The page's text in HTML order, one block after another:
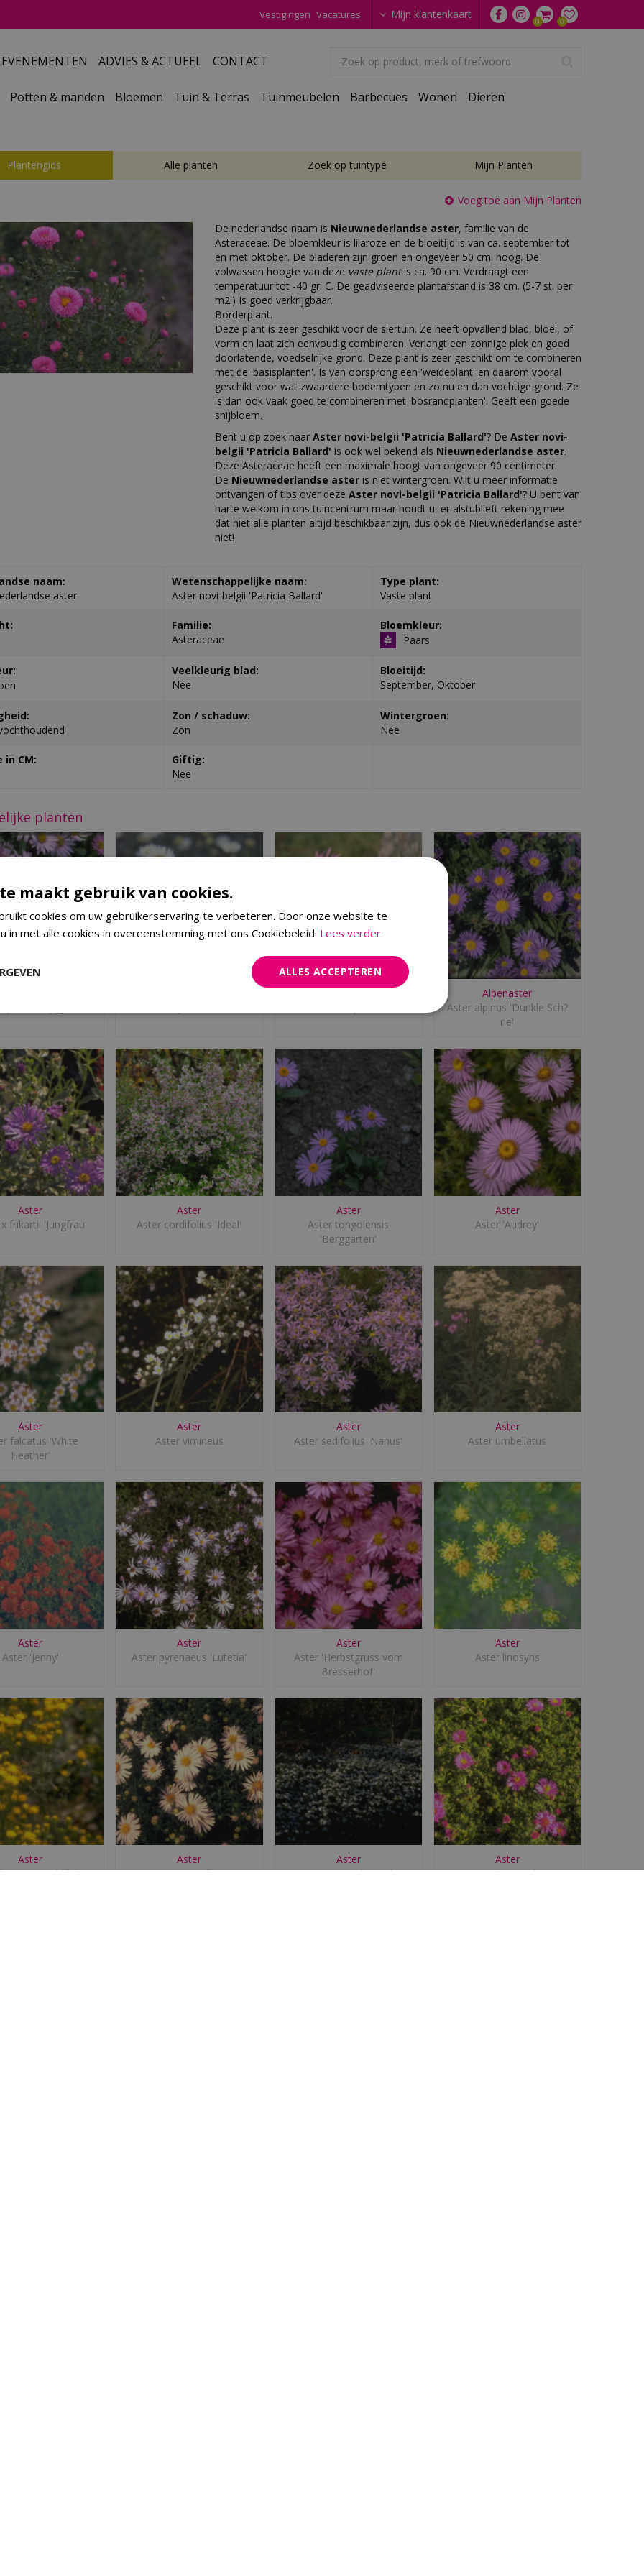
Vestigingen Vacatures Mijn klantenkaart
EVENEMENTEN ADVIES & ACTUEEL CONTACT
Potten & manden Bloemen Tuin & Terras Tuinmeubelen Barbecues Wonen Dieren
Plantengids Alle planten Zoek op tuintype Mijn Planten
Voeg toe aan Mijn Planten
De nederlandse naam is Nieuwnederlandse aster, familie van de
Asteraceae. De bloemkleur is lilaroze en de bloeitijd is van ca. september tot
en met oktober. De bladeren zijn groen en ongeveer 50 cm. hoog. De
volwassen hoogte van deze vaste plantis ca. 90 cm. Verdraagt een
temperatuur tot -40 gr. C. De geadviseerde plantafstand is 38 cm. (5-7 st. per
m2.) Is goed verkrijgbaar.
Borderplant.
Deze plant is zeer geschikt voor de siertuin. Ze heeft opvallend blad, bloei, of
vorm en laat zich eenvoudig combineren. Verlangt een zonnige plek en goed
doorlatende, voedselrijke grond. Deze plant is zeer geschikt om te combineren
met de 'basisplanten'. Is van oorsprong een 'weideplant' en daarom vooral
geschikt voor wat zwaardere bodemtypen en zo nu en dan vochtige grond. Ze
is dan ook vaak goed te combineren met 'bosrandplanten'. Geeft een goede
snijbloem.
Bent u op zoek naar Aster novi-belgii 'Patricia Ballard'? De Aster novi-
belgii 'Patricia Ballard' is ook wel bekend als Nieuwnederlandse aster.
Deze Asteraceae heeft een maximale hoogt van ongeveer 90 centimeter.
De Nieuwnederlandse aster is niet wintergroen. Wilt u meer informatie
ontvangen of tips over deze Aster novi-belgii 'Patricia Ballard'? U bent van
harte welkom in ons tuincentrum maar houdt u er alstublieft rekening mee
dat niet alle planten altijd beschikbaar zijn, dus ook de Nieuwnederlandse aster
niet!
naam:
aster
Wetenschappelijke naam:
Aster novi-belgii 'Patricia Ballard'
Type plant:
Vaste plant
Familie:
Asteraceae
Bloemkleur:
Paars
Veelkleurig blad:
Nee
Bloeitijd:
September, Oktober
Zon / schaduw:
Zon
Wintergroen:
Nee
in CM:
Giftig:
Nee
planten
Alpenaster
Aster alpinus 'Dunkle Sch?
ne'
Aster
frikartii 'Jungfrau'
Aster
Aster cordifolius 'Ideal'
Aster
Aster tongolensis
'Berggarten'
Aster
Aster 'Audrey'
Aster
falcatus 'White
Heather'
Aster
Aster vimineus
Aster
Aster sedifolius 'Nanus'
Aster
Aster umbellatus
Aster
Aster 'Jenny'
Aster
Aster pyrenaeus 'Lutetia'
Aster
Aster 'Herbstgruss vom
Bresserhof'
Aster
Aster linosyris
Aster
'Goldflake'
Aster
Aster 'Apollo'
Aster
Aster ageratoides 'Ashvi'
Aster
Aster 'Alice Haslam'
maakt gebruik van cookies.
cookies om uw gebruikerservaring te verbeteren. Door onze website te
in met alle cookies in overeenstemming met ons Cookiebeleid. Lees verder
ALLES ACCEPTEREN